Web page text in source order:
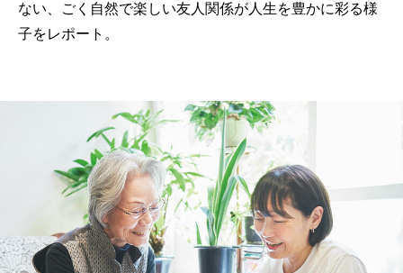
ない、ごく自然で楽しい友人関係が人生を豊かに彩る様
子をレポート。